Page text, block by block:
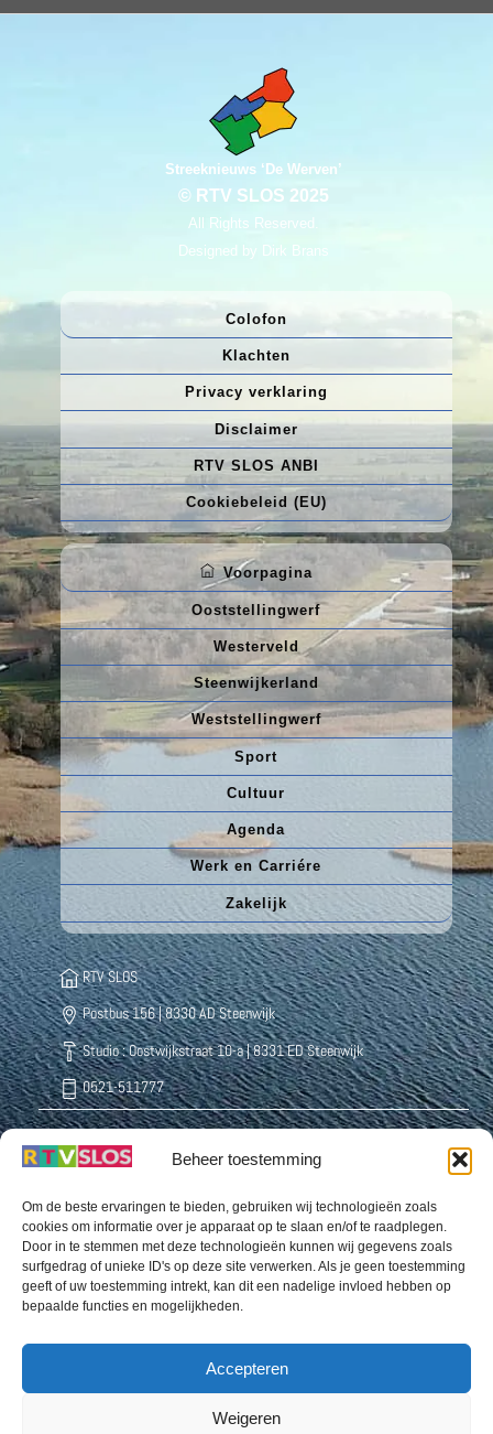
Beheer toestemming
Om de beste ervaringen te bieden, gebruiken wij technologieën zoals
cookies om informatie over je apparaat op te slaan en/of te raadplegen.
Door in te stemmen met deze technologieën kunnen wij gegevens zoals
surfgedrag of unieke ID's op deze site verwerken. Als je geen toestemming
geeft of uw toestemming intrekt, kan dit een nadelige invloed hebben op
bepaalde functies en mogelijkheden.
Accepteren
Weigeren
Streeknieuws ‘De Werven’
© RTV SLOS 2025
All Rights Reserved.
Designed by Dirk Brans
Colofon
Klachten
Privacy verklaring
Disclaimer
RTV SLOS ANBI
Cookiebeleid (EU)
Voorpagina
Ooststellingwerf
Westerveld
Steenwijkerland
Weststellingwerf
Sport
Cultuur
Agenda
Werk en Carriére
Zakelijk
RTV SLOS
Postbus 156 | 8330 AD Steenwijk
Studio : Oostwijkstraat 10-a | 8331 ED Steenwijk
0521-511777
Radio Weststellingwerf Centraal
Buurthuisstraat 5 8391 CD Noordwolde
0561-432222
Snellingerdijk 39 | 8431 EJ Oosterwolde
0516-520770 (b.g.g.: 06 8232 0148)